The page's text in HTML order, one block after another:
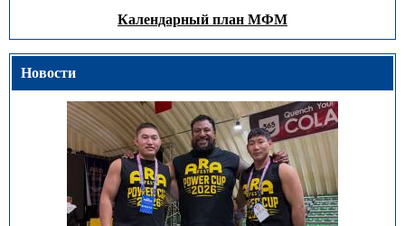
Календарный план МФМ
Новости